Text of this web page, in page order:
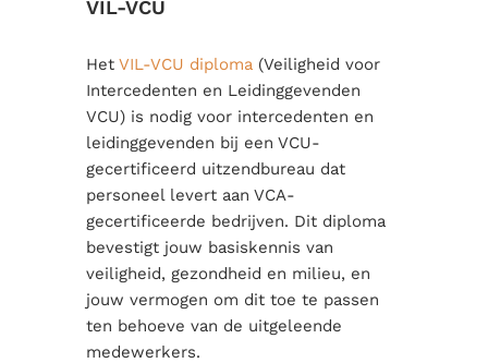
VIL-VCU
Het VIL-VCU diploma (Veiligheid voor
Intercedenten en Leidinggevenden
VCU) is nodig voor intercedenten en
leidinggevenden bij een VCU-
gecertificeerd uitzendbureau dat
personeel levert aan VCA-
gecertificeerde bedrijven. Dit diploma
bevestigt jouw basiskennis van
veiligheid, gezondheid en milieu, en
jouw vermogen om dit toe te passen
ten behoeve van de uitgeleende
medewerkers.